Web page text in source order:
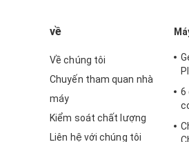
về
Về chúng tôi
Chuyến tham quan nhà
máy
Kiểm soát chất lượng
Liên hệ với chúng tôi
6